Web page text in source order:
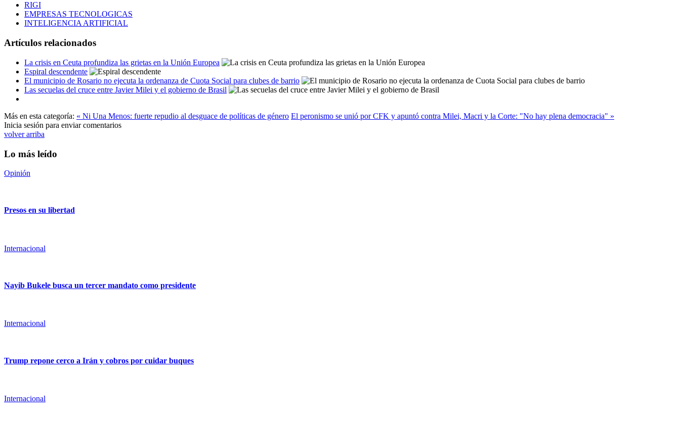
RIGI
EMPRESAS TECNOLOGICAS
INTELIGENCIA ARTIFICIAL
Artículos relacionados
La crisis en Ceuta profundiza las grietas en la Unión Europea
Espiral descendente
El municipio de Rosario no ejecuta la ordenanza de Cuota Social para clubes de barrio
Las secuelas del cruce entre Javier Milei y el gobierno de Brasil
Más en esta categoría: « Ni Una Menos: fuerte repudio al desguace de políticas de género El peronismo se unió por CFK y apuntó contra Milei, Macri y la Corte: "No hay plena democracia" »
Inicia sesión para enviar comentarios
volver arriba
Lo más leído
Opinión
Presos en su libertad
Internacional
Nayib Bukele busca un tercer mandato como presidente
Internacional
Trump repone cerco a Irán y cobros por cuidar buques
Internacional